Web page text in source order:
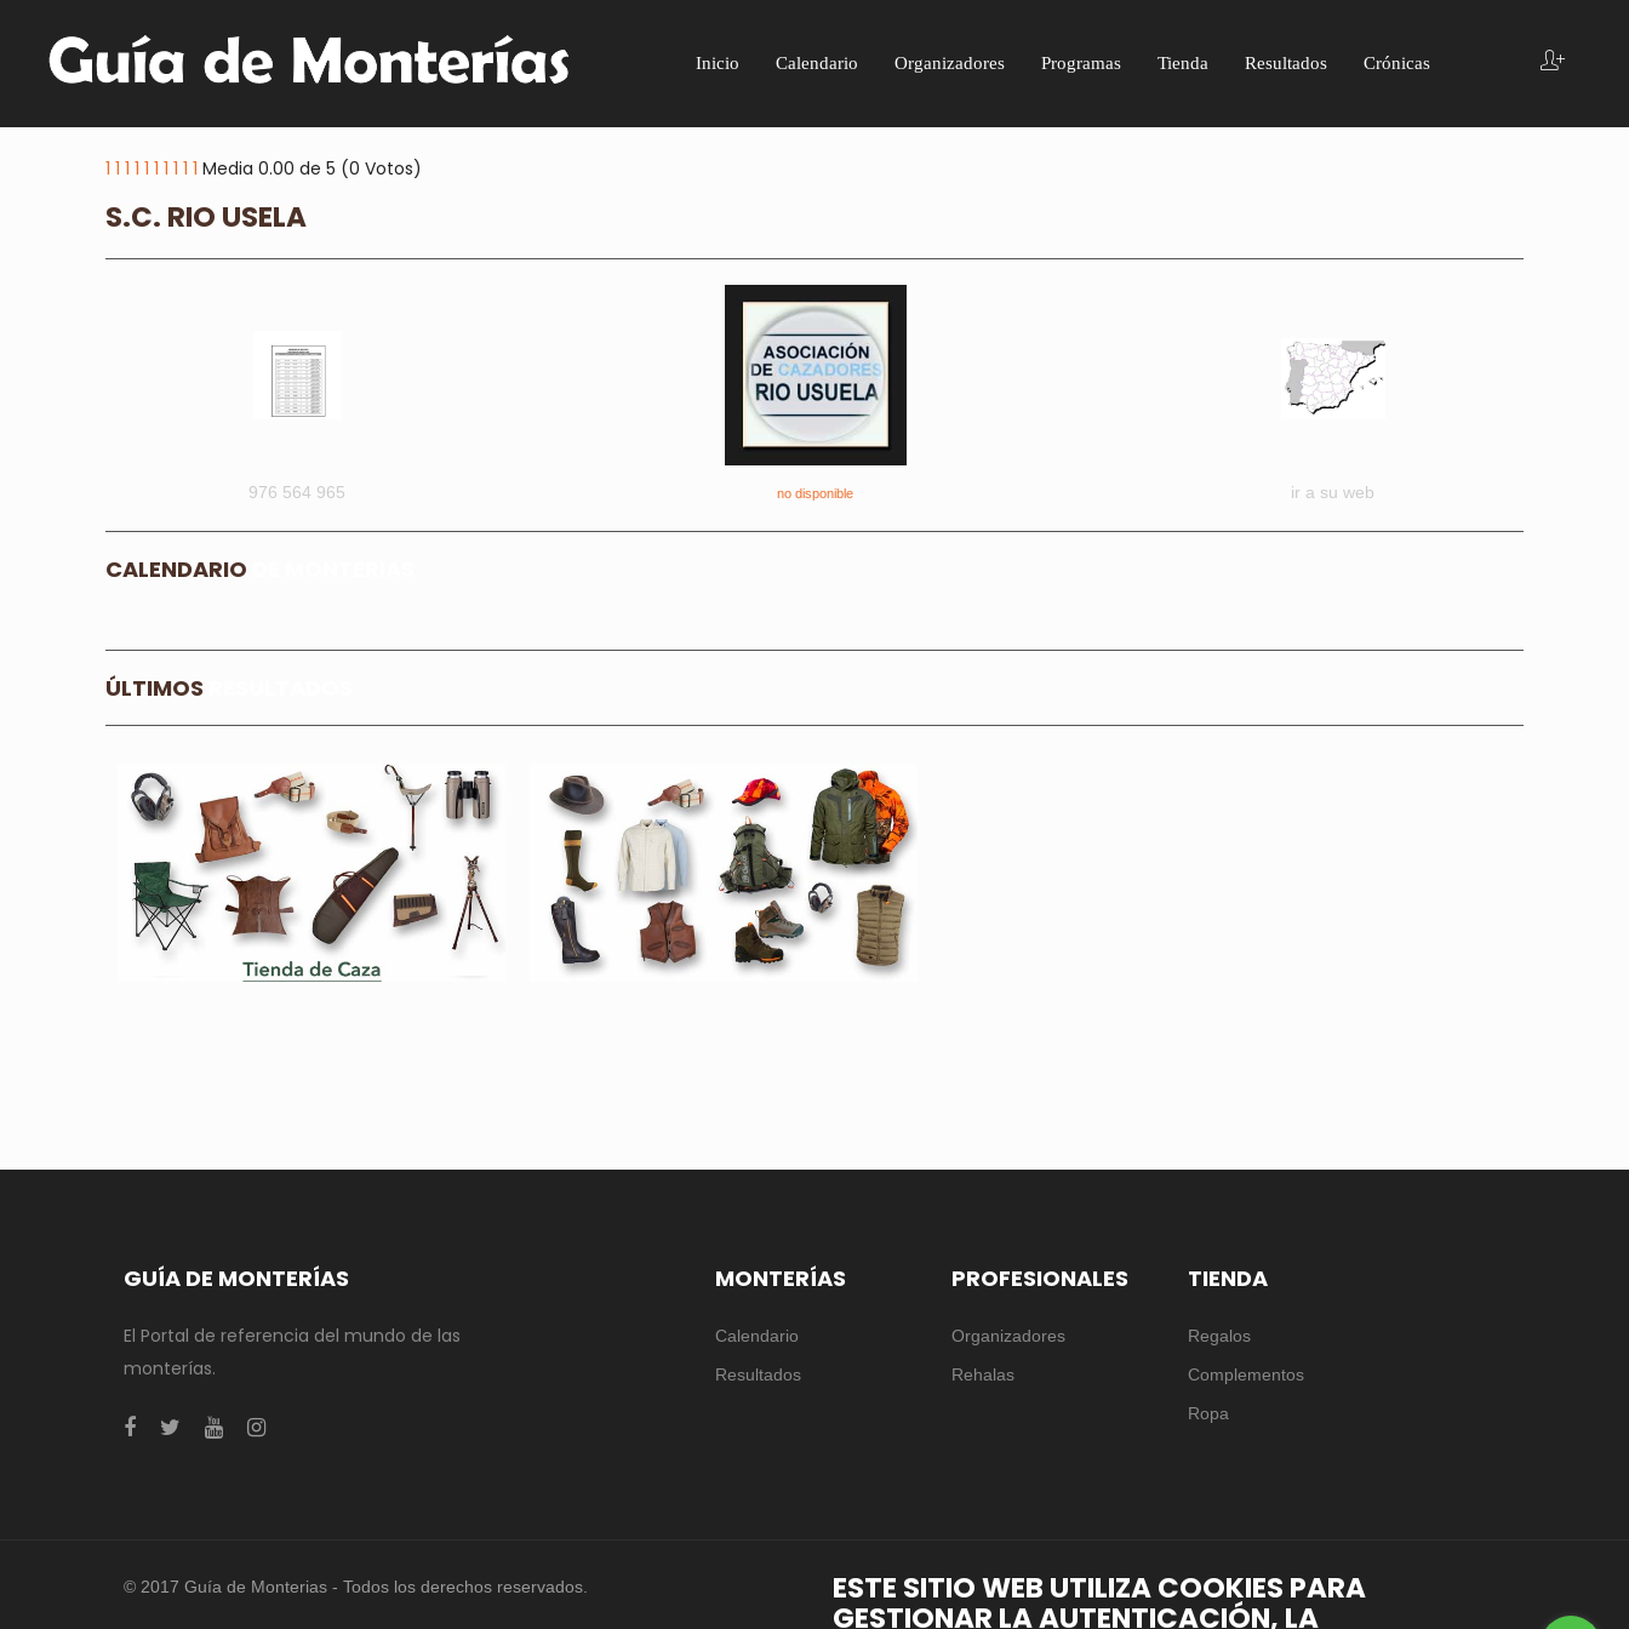
Inicio Calendario Organizadores Programas Tienda Resultados Crónicas
1 1 1 1 1 1 1 1 1 1 Media 0.00 de 5 (0 Votos)
S.C. RIO USELA
976 564 965 no disponible ir a su web
CALENDARIO
ÚLTIMOS
GUÍA DE MONTERÍAS
El Portal de referencia del mundo de las
monterías.
MONTERÍAS
Calendario
Resultados
PROFESIONALES
Organizadores
Rehalas
TIENDA
Regalos
Complementos
Ropa
© 2017 Guía de Monterias - Todos los derechos reservados. ESTE SITIO WEB UTILIZA COOKIES PARA
GESTIONAR LA AUTENTICACIÓN, LA